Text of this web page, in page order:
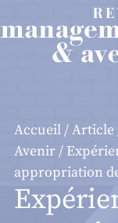
Accueil/Article
Avenir/
appropriation
Panneau de